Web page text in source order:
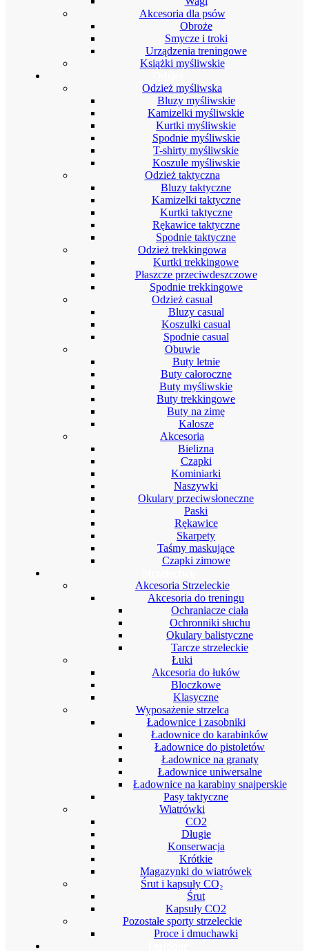
Akcesoria dla psów
Obroże
Smycze i troki
Urządzenia treningowe
Książki myśliwskie
Odzież myśliwska
Bluzy myśliwskie
Kamizelki myśliwskie
Kurtki myśliwskie
Spodnie myśliwskie
T-shirty myśliwskie
Koszule myśliwskie
Odzież taktyczna
Bluzy taktyczne
Kamizelki taktyczne
Kurtki taktyczne
Rękawice taktyczne
Spodnie taktyczne
Odzież trekkingowa
Kurtki trekkingowe
Płaszcze przeciwdeszczowe
Spodnie trekkingowe
Odzież casual
Bluzy casual
Koszulki casual
Spodnie casual
Obuwie
Buty letnie
Buty całoroczne
Buty myśliwskie
Buty trekkingowe
Buty na zimę
Kalosze
Akcesoria
Bielizna
Czapki
Kominiarki
Naszywki
Okulary przeciwsłoneczne
Paski
Rękawice
Skarpety
Taśmy maskujące
Czapki zimowe
Akcesoria Strzeleckie
Akcesoria do treningu
Ochraniacze ciała
Ochronniki słuchu
Okulary balistyczne
Tarcze strzeleckie
Łuki
Akcesoria do łuków
Bloczkowe
Klasyczne
Wyposażenie strzelca
Ładownice i zasobniki
Ładownice do karabinków
Ładownice do pistoletów
Ładownice na granaty
Ładownice uniwersalne
Ładownice na karabiny snajperskie
Pasy taktyczne
Wiatrówki
CO2
Długie
Konserwacja
Krótkie
Magazynki do wiatrówek
Śrut i kapsuły CO₂
Śrut
Kapsuły CO2
Pozostałe sporty strzeleckie
Proce i dmuchawki